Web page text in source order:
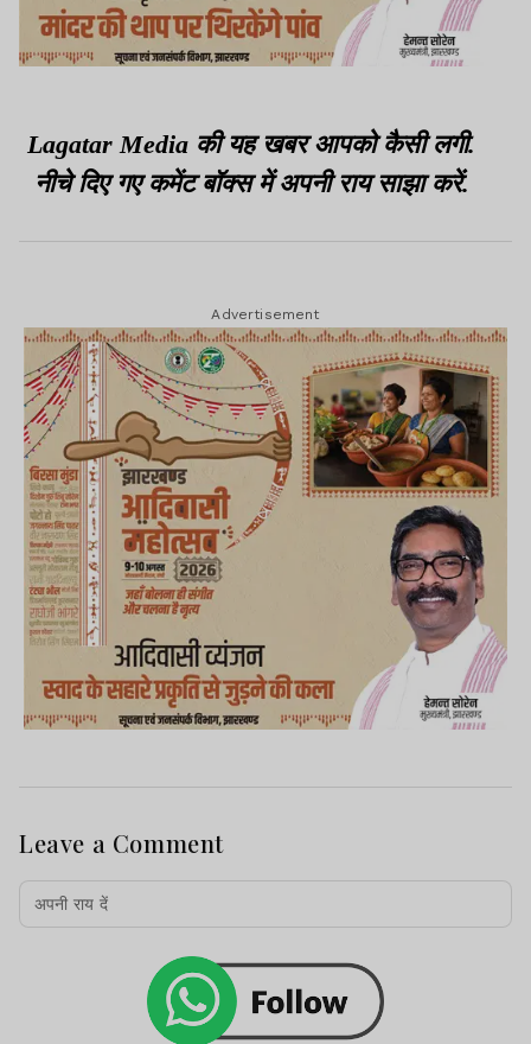
Lagatar Media की यह खबर आपको कैसी लगी.
नीचे दिए गए कमेंट बॉक्स में अपनी राय साझा करें.
Advertisement
Leave a Comment